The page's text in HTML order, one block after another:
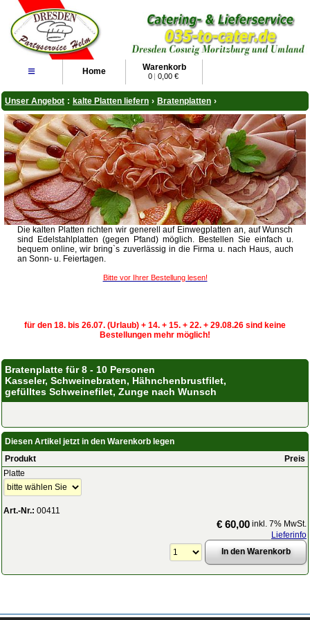
≡ Home Warenkorb
0 | 0,00 €
Unser Angebot : kalte Platten liefern › Bratenplatten ›
Die kalten Platten richten wir generell auf Einwegplatten an, auf Wunsch
sind Edelstahlplatten (gegen Pfand) möglich. Bestellen Sie einfach u.
bequem online, wir bring`s zuverlässig in die Firma u. nach Haus, auch
an Sonn- u. Feiertagen.
Bitte vor Ihrer Bestellung lesen!
für den 18. bis 26.07. (Urlaub) + 14. + 15. + 22. + 29.08.26 sind keine
Bestellungen mehr möglich!
Bratenplatte für 8 - 10 Personen
Kasseler, Schweinebraten, Hähnchenbrustfilet,
gefülltes Schweinefilet, Zunge nach Wunsch
Diesen Artikel jetzt in den Warenkorb legen
Produkt
Preis
Platte
Art.-Nr.: 00411
€ 60,00 inkl. 7% MwSt.
Lieferinfo